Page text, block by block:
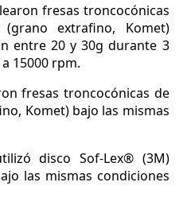
fresas troncocónicas
extrafino, Komet)
entre 20 y 30g durante 3
15000 rpm.
fresas troncocónicas de
Komet) bajo las mismas
disco Sof-Lex® (3M)
las mismas condiciones